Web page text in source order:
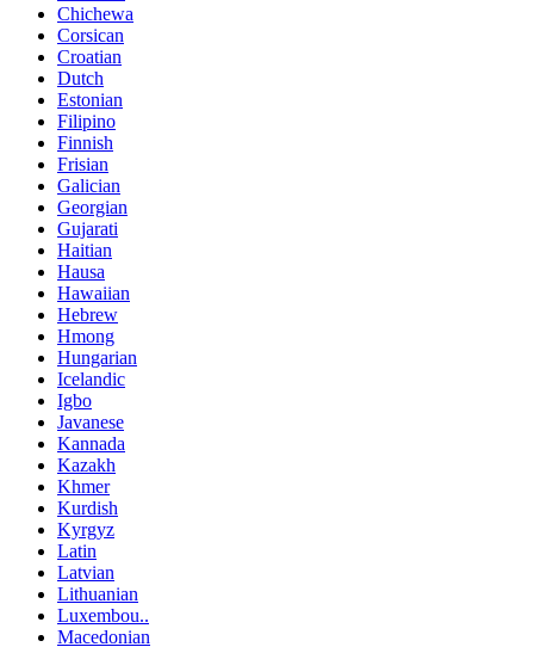
Chichewa
Corsican
Croatian
Dutch
Estonian
Filipino
Finnish
Frisian
Galician
Georgian
Gujarati
Haitian
Hausa
Hawaiian
Hebrew
Hmong
Hungarian
Icelandic
Igbo
Javanese
Kannada
Kazakh
Khmer
Kurdish
Kyrgyz
Latin
Latvian
Lithuanian
Luxembou..
Macedonian